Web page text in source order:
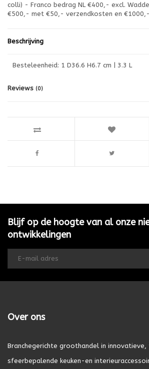
colli) - Franco bedrag NL €400,- excl.
€500,- met €50,- verzendkosten en
Beschrijving
Besteleenheid: 1 D36.6 H6.7 cm | 3.3 L
Reviews (0)
Blijf op de hoogte van al onze
ontwikkelingen
Over ons
Branchegerichte groothandel in
sfeerbepalende keuken-en